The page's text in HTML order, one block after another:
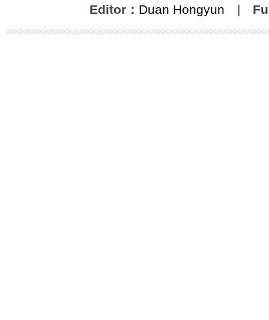
Editor： Duan Hongyun |